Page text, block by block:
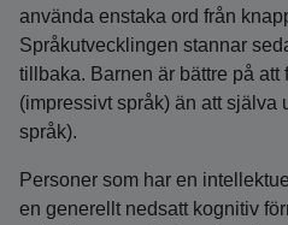
använda enstaka ord från
Språkutvecklingen stannar
tillbaka. Barnen är bättre på att
(impressivt språk) än att själva
språk).
Personer som har en
en generellt nedsatt kognitiv